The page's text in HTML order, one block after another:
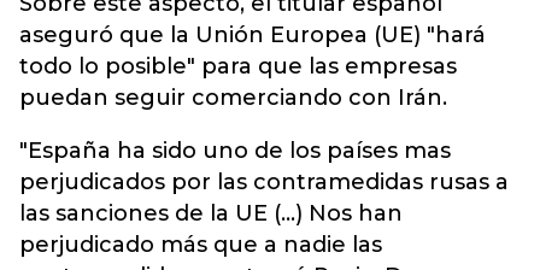
aseguró que la Unión Europea (UE) "hará
todo lo posible" para que las empresas
puedan seguir comerciando con Irán.
"España ha sido uno de los países mas
perjudicados por las contramedidas rusas a
las sanciones de la UE (...) Nos han
perjudicado más que a nadie las